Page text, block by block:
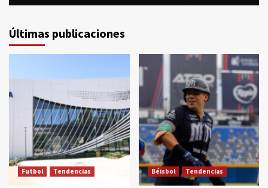
Últimas publicaciones
Futbol Tendencias Béisbol Tendencias